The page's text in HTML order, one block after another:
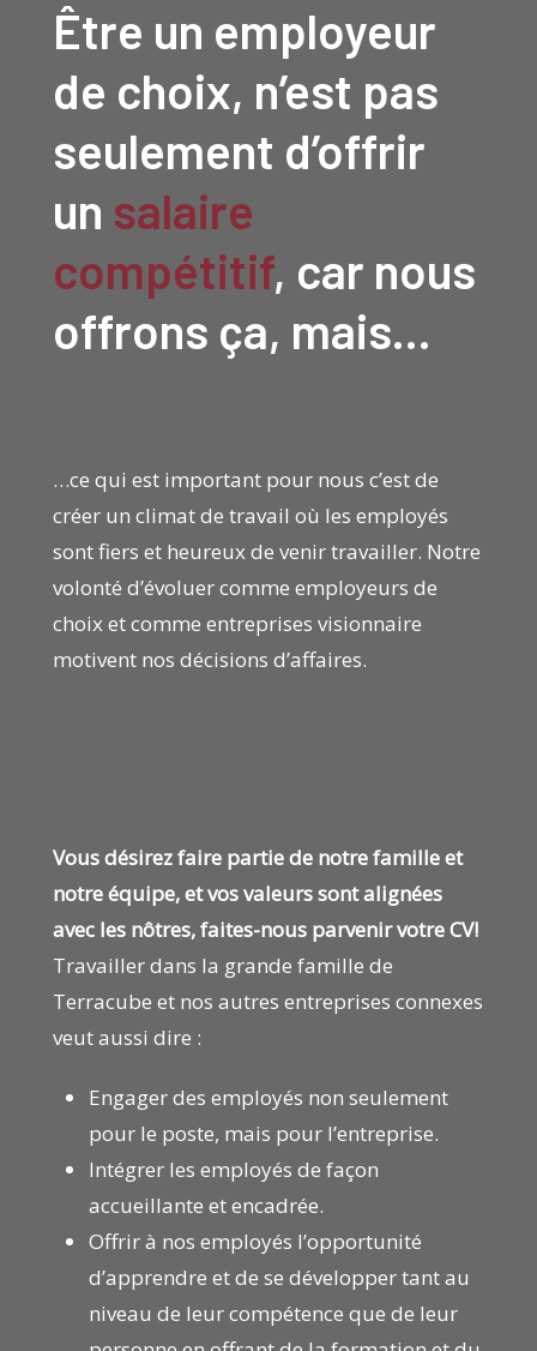
Être un employeur
de choix, n’est pas
seulement d’offrir
un salaire
compétitif, car nous
offrons ça, mais…
…ce qui est important pour nous c’est de
créer un climat de travail où les employés
sont fiers et heureux de venir travailler. Notre
volonté d’évoluer comme employeurs de
choix et comme entreprises visionnaire
motivent nos décisions d’affaires.
Vous désirez faire partie de notre famille et
notre équipe, et vos valeurs sont alignées
avec les nôtres, faites-nous parvenir votre CV!
Travailler dans la grande famille de
Terracube et nos autres entreprises connexes
veut aussi dire :
Engager des employés non seulement
pour le poste, mais pour l’entreprise.
Intégrer les employés de façon
accueillante et encadrée.
Offrir à nos employés l’opportunité
d’apprendre et de se développer tant au
niveau de leur compétence que de leur